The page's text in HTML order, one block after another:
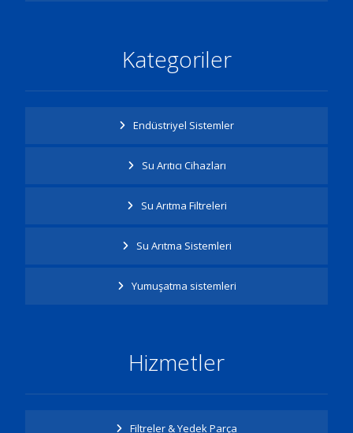
Kategoriler
Endüstriyel Sistemler
Su Arıtıcı Cihazları
Su Arıtma Filtreleri
Su Arıtma Sistemleri
Yumuşatma sistemleri
Hizmetler
Filtreler & Yedek Parça